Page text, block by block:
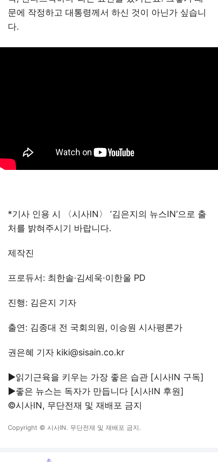
문에 작정하고 대통령께서 하신 것이 아닌가 싶습니
다.
*기사 인용 시 〈시사IN〉 ‘김은지의 뉴스IN’으로 출
처를 밝혀주시기 바랍니다.
제작진
프로듀서: 최한솔·김세욱·이한울 PD
진행: 김은지 기자
출연: 김종대 전 국회의원, 이승원 시사평론가
권은혜 기자 kiki@sisain.co.kr
▶읽기근육을 키우는 가장 좋은 습관 [시사IN 구독]
▶좋은 뉴스는 독자가 만듭니다 [시사IN 후원]
©시사IN, 무단전재 및 재배포 금지
Copyright © 시사IN. 무단전재 및 재배포 금지.